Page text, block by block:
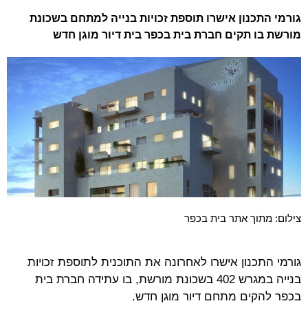
גורמי התכנון אישרו תוספת זכויות בנייה למתחם בשכונת
מורשת בו תקים חברת בית בכפר בית דיור מוגן חדש
צילום: מתוך אתר בית בכפר
גורמי התכנון אישרו לאחרונה את התוכנית לתוספת זכויות
בנייה במגרש 402 בשכונת מורשת, בו עתידה חברת בית
בכפר להקים מתחם דיור מוגן חדש.